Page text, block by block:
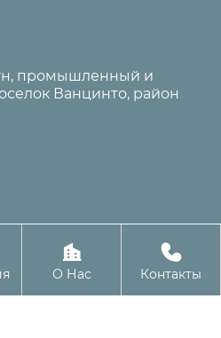
промышленный и
Ванцинто, район
Хунлу Пищевой

О Нас

Контакты